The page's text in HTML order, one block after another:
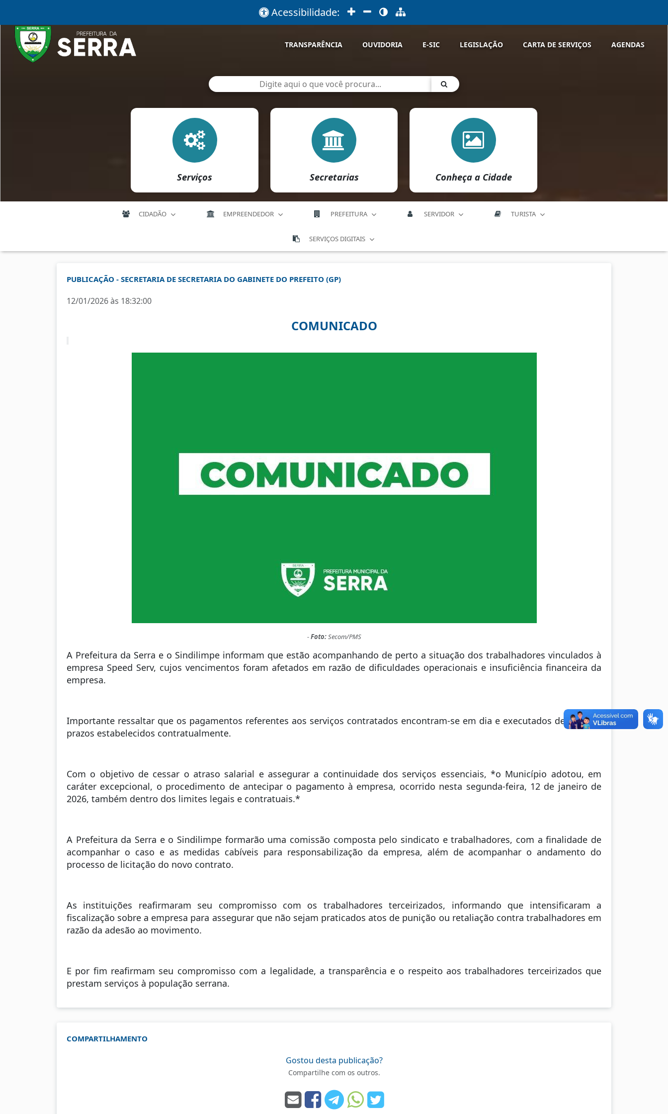
Acessibilidade:
TRANSPARÊNCIA OUVIDORIA E-SIC LEGISLAÇÃO CARTA DE SERVIÇOS AGENDAS
Serviços Secretarias Conheça a Cidade
CIDADÃO EMPREENDEDOR PREFEITURA SERVIDOR TURISTA
SERVIÇOS DIGITAIS
PUBLICAÇÃO - SECRETARIA DE SECRETARIA DO GABINETE DO PREFEITO (GP)
12/01/2026 às 18:32:00
COMUNICADO
-Foto:Secom/PMS
A Prefeitura da Serra e o Sindilimpe informam que estão acompanhando de perto a situação dos trabalhadores vinculados à
empresa Speed Serv, cujos vencimentos foram afetados em razão de dificuldades operacionais e insuficiência financeira da
empresa.
Importante ressaltar que os pagamentos referentes aos serviços contratados encontram-se em dia e executados dentro dos
prazos estabelecidos contratualmente.
Com o objetivo de cessar o atraso salarial e assegurar a continuidade dos serviços essenciais, *o Município adotou, em
caráter excepcional, o procedimento de antecipar o pagamento à empresa, ocorrido nesta segunda-feira, 12 de janeiro de
2026, também dentro dos limites legais e contratuais.*
A Prefeitura da Serra e o Sindilimpe formarão uma comissão composta pelo sindicato e trabalhadores, com a finalidade de
acompanhar o caso e as medidas cabíveis para responsabilização da empresa, além de acompanhar o andamento do
processo de licitação do novo contrato.
As instituições reafirmaram seu compromisso com os trabalhadores terceirizados, informando que intensificaram a
fiscalização sobre a empresa para assegurar que não sejam praticados atos de punição ou retaliação contra trabalhadores em
razão da adesão ao movimento.
E por fim reafirmam seu compromisso com a legalidade, a transparência e o respeito aos trabalhadores terceirizados que
prestam serviços à população serrana.
COMPARTILHAMENTO
Gostou desta publicação?
Compartilhe com os outros.